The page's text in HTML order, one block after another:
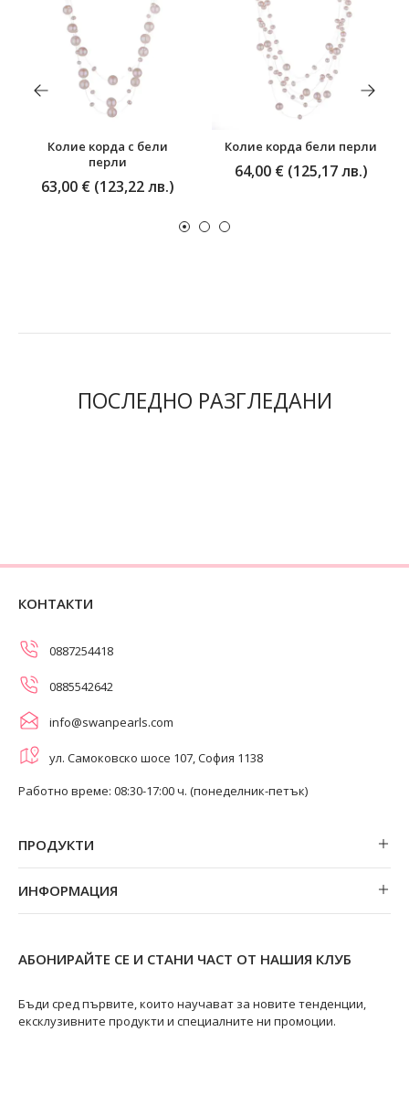
Колие корда с бели
перли
63,00 € (123,22 лв.)
Колие корда бели перли
64,00 € (125,17 лв.)
ПОСЛЕДНО РАЗГЛЕДАНИ
КОНТАКТИ
0887254418
0885542642
info@swanpearls.com
ул. Самоковско шосе 107, София 1138
Работно време: 08:30-17:00 ч. (понеделник-петък)
ПРОДУКТИ
Гривни
ИНФОРМАЦИЯ
Магазини
Ремонт на бижута
Видове перли
АБОНИРАЙТЕ СЕ И СТАНИ ЧАСТ ОТ НАШИЯ КЛУБ
Бъди сред първите, които научават за новите тенденции,
ексклузивните продукти и специалните ни промоции.